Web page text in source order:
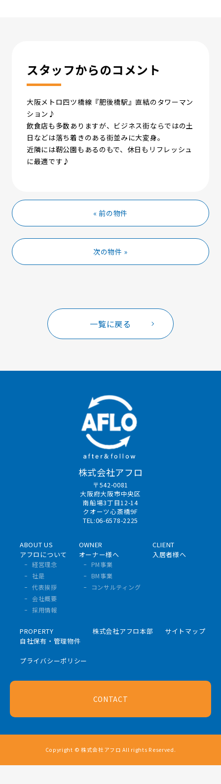
スタッフからのコメント
大阪メトロ四ツ橋線『肥後橋駅』直結のタワーマン
ション♪
飲食店も多数ありますが、ビジネス街ならではの土
日などは落ち着きのある街並みに大変身。
近隣には靭公園もあるのもで、休日もリフレッシュ
に最適です♪
« 前の物件
次の物件 »
一覧に戻る
株式会社アフロ
〒542-0081
大阪府大阪市中央区
南船場3丁目12-14
クオーツ心斎橋9F
TEL:06-6578-2225
ABOUT US
アフロについて
経営理念
社是
代表挨拶
会社概要
採用情報
OWNER
オーナー様へ
PM事業
BM事業
コンサルティング
CLIENT
入居者様へ
PROPERTY
自社保有・管理物件
株式会社アフロ本部 サイトマップ
プライバシーポリシー
CONTACT
Copyright © 株式会社アフロ All rights Reserved.